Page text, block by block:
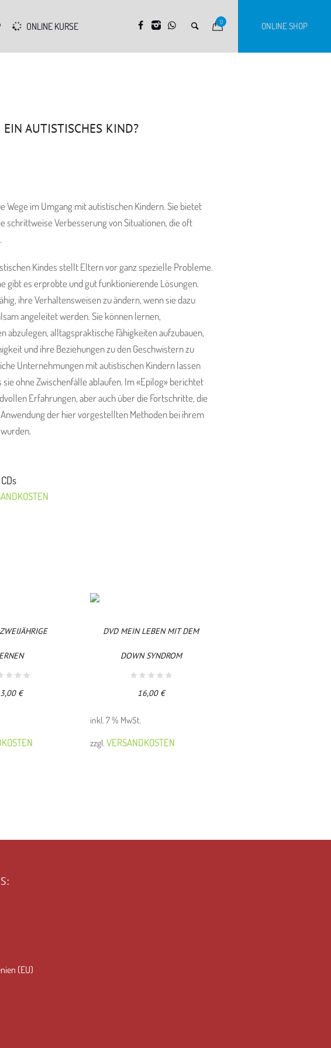
ONLINE SHOP
0
ONLINE KURSE
AUTISTISCHES KIND?
Wege im Umgang mit autistischen Kindern. Sie bietet
schrittweise Verbesserung von Situationen, die oft
Kindes stellt Eltern vor ganz spezielle Probleme.
gibt es erprobte und gut funktionierende Lösungen.
ihre Verhaltensweisen zu ändern, wenn sie dazu
angeleitet werden. Sie können lernen,
abzulegen, alltagspraktische Fähigkeiten aufzubauen,
und ihre Beziehungen zu den Geschwistern zu
Unternehmungen mit autistischen Kindern lassen
ohne Zwischenfälle ablaufen. Im «Epilog» berichtet
Erfahrungen, aber auch über die Fortschritte, die
der hier vorgestellten Methoden bei ihrem
€
DVD MEIN LEBEN MIT DEM
DOWN SYNDROM
16,00 €
inkl. 7 % MwSt.
zzgl.VERSANDKOSTEN
(EU)